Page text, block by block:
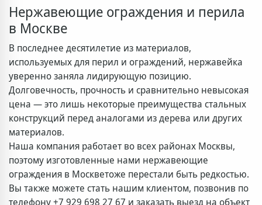
Нержавеющие ограждения и перила
в Москве
В последнее десятилетие из материалов,
используемых для перил и ограждений, нержавейка
уверенно заняла лидирующую позицию.
Долговечность, прочность и сравнительно невысокая
цена — это лишь некоторые преимущества стальных
конструкций перед аналогами из дерева или других
материалов.
Наша компания работает во всех районах Москвы,
поэтому изготовленные нами нержавеющие
ограждения в Москветоже перестали быть редкостью.
Вы также можете стать нашим клиентом, позвонив по
телефону+7 929 698 27 67 и заказать выезд на объект